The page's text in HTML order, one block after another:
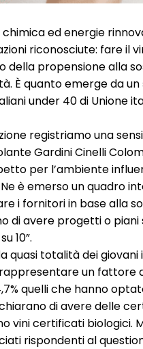
chimica ed energie
riconosciute: fare il
della propensione alla
È quanto emerge da un
under 40 di Unione
registriamo una
Gardini Cinelli
per l’ambiente
è emerso un quadro
i fornitori in base alla
di avere progetti o
10”.
quasi totalità dei
un
quelli che hanno
di avere delle
vini certificati biologici.
rispondenti al